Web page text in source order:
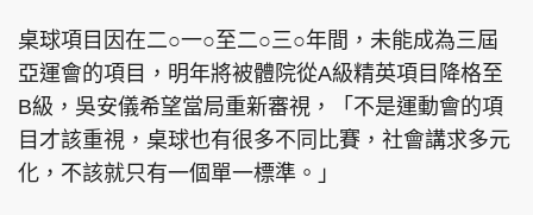
桌球項目因在二○一○至二○三○年間，未能成為三屆
亞運會的項目，明年將被體院從A級精英項目降格至
B級，吳安儀希望當局重新審視，「不是運動會的項
目才該重視，桌球也有很多不同比賽，社會講求多元
化，不該就只有一個單一標準。」